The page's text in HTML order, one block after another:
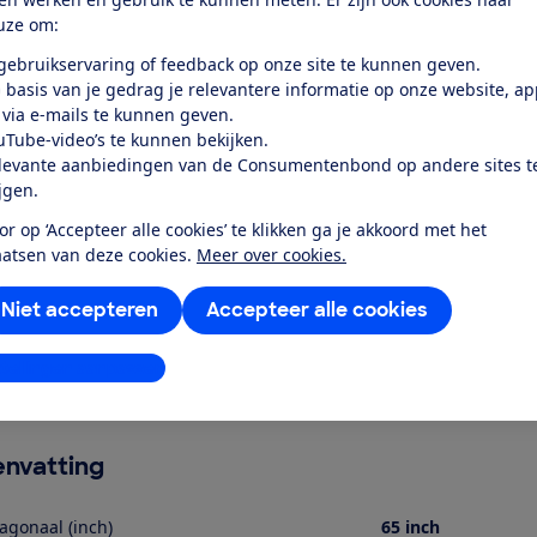
om:
of feedback op onze site te kunnen geven.
basis van je gedrag je relevantere informatie op onze website,
e-mails te kunnen geven.
video’s te kunnen bekijken.
aanbiedingen van de Consumentenbond op andere sites
op ‘Accepteer alle cookies’ te klikken ga je akkoord met het
van deze cookies. Meer over cookies.
Accepteer alle cookies
Niet accepteren
aanpassen
dit product
door de Consumentenbond
K-65S32 is een lcd-led-tv met een schermdiagonaal van
als een Triluminos Pro tv met een 4K schermresolutie
en ondersteunt daarbij onder meer Dolby
voor Netflix en Youtube. Je verbindt de tv met
met een opgegeven totaal vermogen van 20
ingangen (waaronder een HDMI-ARC/eARC ingang) en 2
geluidsuitgang op (Toslink) en kun je via Bluetooth een
meegeleverd. De tv wordt geleverd met
(inch) 65 inch